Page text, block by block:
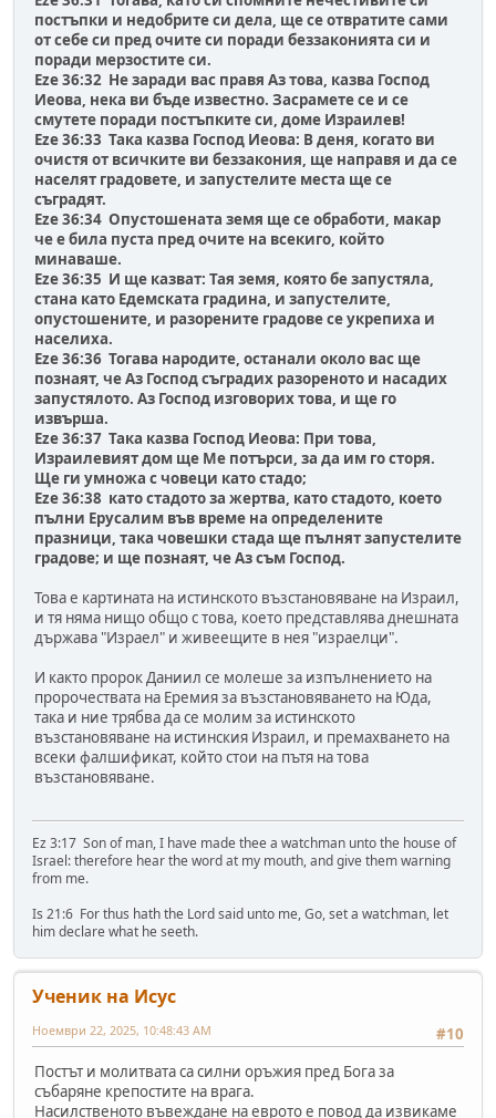
постъпки и недобрите си дела, ще се отвратите сами
от себе си пред очите си поради беззаконията си и
поради мерзостите си.
Eze 36:32 Не заради вас правя Аз това, казва Господ
Иеова, нека ви бъде известно. Засрамете се и се
смутете поради постъпките си, доме Израилев!
Eze 36:33 Така казва Господ Иеова: В деня, когато ви
очистя от всичките ви беззакония, ще направя и да се
населят градовете, и запустелите места ще се
съградят.
Eze 36:34 Опустошената земя ще се обработи, макар
че е била пуста пред очите на всекиго, който
минаваше.
Eze 36:35 И ще казват: Тая земя, която бе запустяла,
стана като Едемската градина, и запустелите,
опустошените, и разорените градове се укрепиха и
населиха.
Eze 36:36 Тогава народите, останали около вас ще
познаят, че Аз Господ съградих разореното и насадих
запустялото. Аз Господ изговорих това, и ще го
извърша.
Eze 36:37 Така казва Господ Иеова: При това,
Израилевият дом ще Ме потърси, за да им го сторя.
Ще ги умножа с човеци като стадо;
Eze 36:38 като стадото за жертва, като стадото, което
пълни Ерусалим във време на определените
празници, така човешки стада ще пълнят запустелите
градове; и ще познаят, че Аз съм Господ.
Това е картината на истинското възстановяване на Израил,
и тя няма нищо общо с това, което представлява днешната
държава "Израел" и живеещите в нея "израелци".
И както пророк Даниил се молеше за изпълнението на
пророчествата на Еремия за възстановяването на Юда,
така и ние трябва да се молим за истинското
възстановяване на истинския Израил, и премахването на
всеки фалшификат, който стои на пътя на това
възстановяване.
Ez 3:17 Son of man, I have made thee a watchman unto the house of
Israel: therefore hear the word at my mouth, and give them warning
from me.
Is 21:6 For thus hath the Lord said unto me, Go, set a watchman, let
him declare what he seeth.
Ученик на Исус
#10
Ноември 22, 2025, 10:48:43 AM
Постът и молитвата са силни оръжия пред Бога за
събаряне крепостите на врага.
Насилственото въвеждане на еврото е повод да извикаме